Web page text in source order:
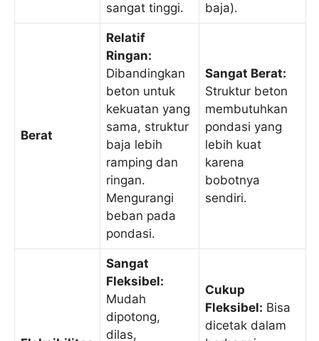
sangat tinggi.
baja).
Berat
Relatif
Ringan:
Dibandingkan
beton untuk
kekuatan yang
sama, struktur
baja lebih
ramping dan
ringan.
Mengurangi
beban pada
pondasi.
Sangat Berat:
Struktur beton
membutuhkan
pondasi yang
lebih kuat
karena
bobotnya
sendiri.
Sangat
Fleksibel:
Mudah
dipotong,
dilas,
Cukup
Fleksibel: Bisa
dicetak dalam